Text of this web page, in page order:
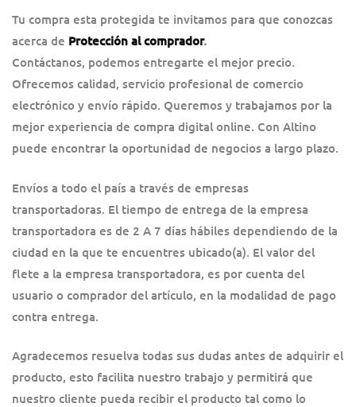
Tu compra esta protegida te invitamos para que conozcas
acerca de Protección al comprador.
Contáctanos, podemos entregarte el mejor precio.
Ofrecemos calidad, servicio profesional de comercio
electrónico y envío rápido. Queremos y trabajamos por la
mejor experiencia de compra digital online. Con Altino
puede encontrar la oportunidad de negocios a largo plazo.
Envíos a todo el país a través de empresas
transportadoras. El tiempo de entrega de la empresa
transportadora es de 2 A 7 días hábiles dependiendo de la
ciudad en la que te encuentres ubicado(a). El valor del
flete a la empresa transportadora, es por cuenta del
usuario o comprador del artículo, en la modalidad de pago
contra entrega.
Agradecemos resuelva todas sus dudas antes de adquirir el
producto, esto facilita nuestro trabajo y permitirá que
nuestro cliente pueda recibir el producto tal como lo